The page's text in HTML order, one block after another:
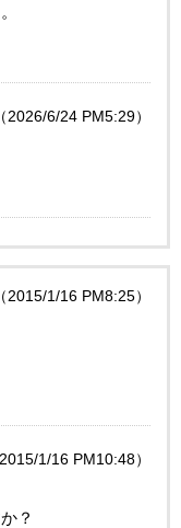
（2026/6/24 PM5:29）
（2015/1/16 PM8:25）
2015/1/16 PM10:48）
？